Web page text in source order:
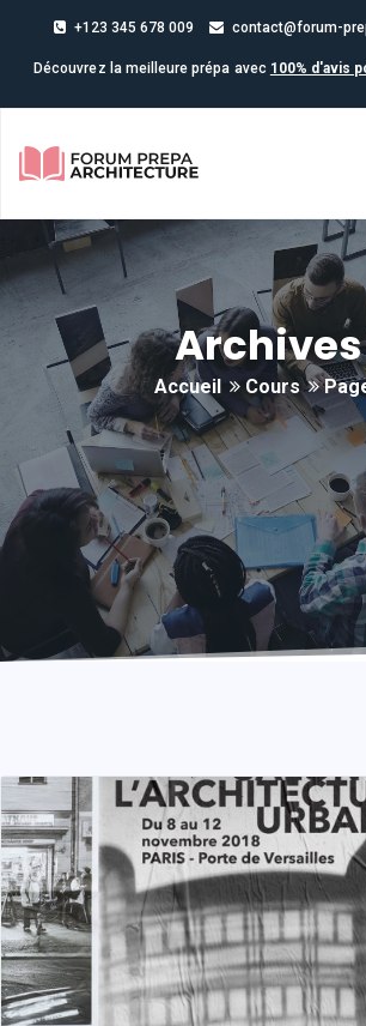
+123 345 678 009 contact@forum-
Découvrez la meilleure prépa avec 100% d'avis
Archives
Accueil Cours